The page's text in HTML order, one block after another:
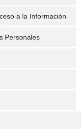
a la Información
Personales